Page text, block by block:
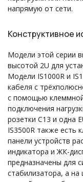
напрямую от сети.
Конструктивное
Модели этой серии
высотой 2U для
Модели IS1000R и
кабеля с
с помощью
подключения
розетки С13 и одна
IS3500R также есть
панели устройств
индикатора и ЖК-
предназначены для
стабилизатора, а